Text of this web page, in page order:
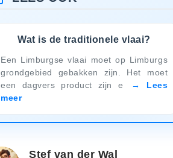
Wat is de traditionele vlaai?
Een Limburgse vlaai moet op Limburgs
grondgebied gebakken zijn. Het moet
een dagvers product zijn e
Lees
meer
Stef van der Wal